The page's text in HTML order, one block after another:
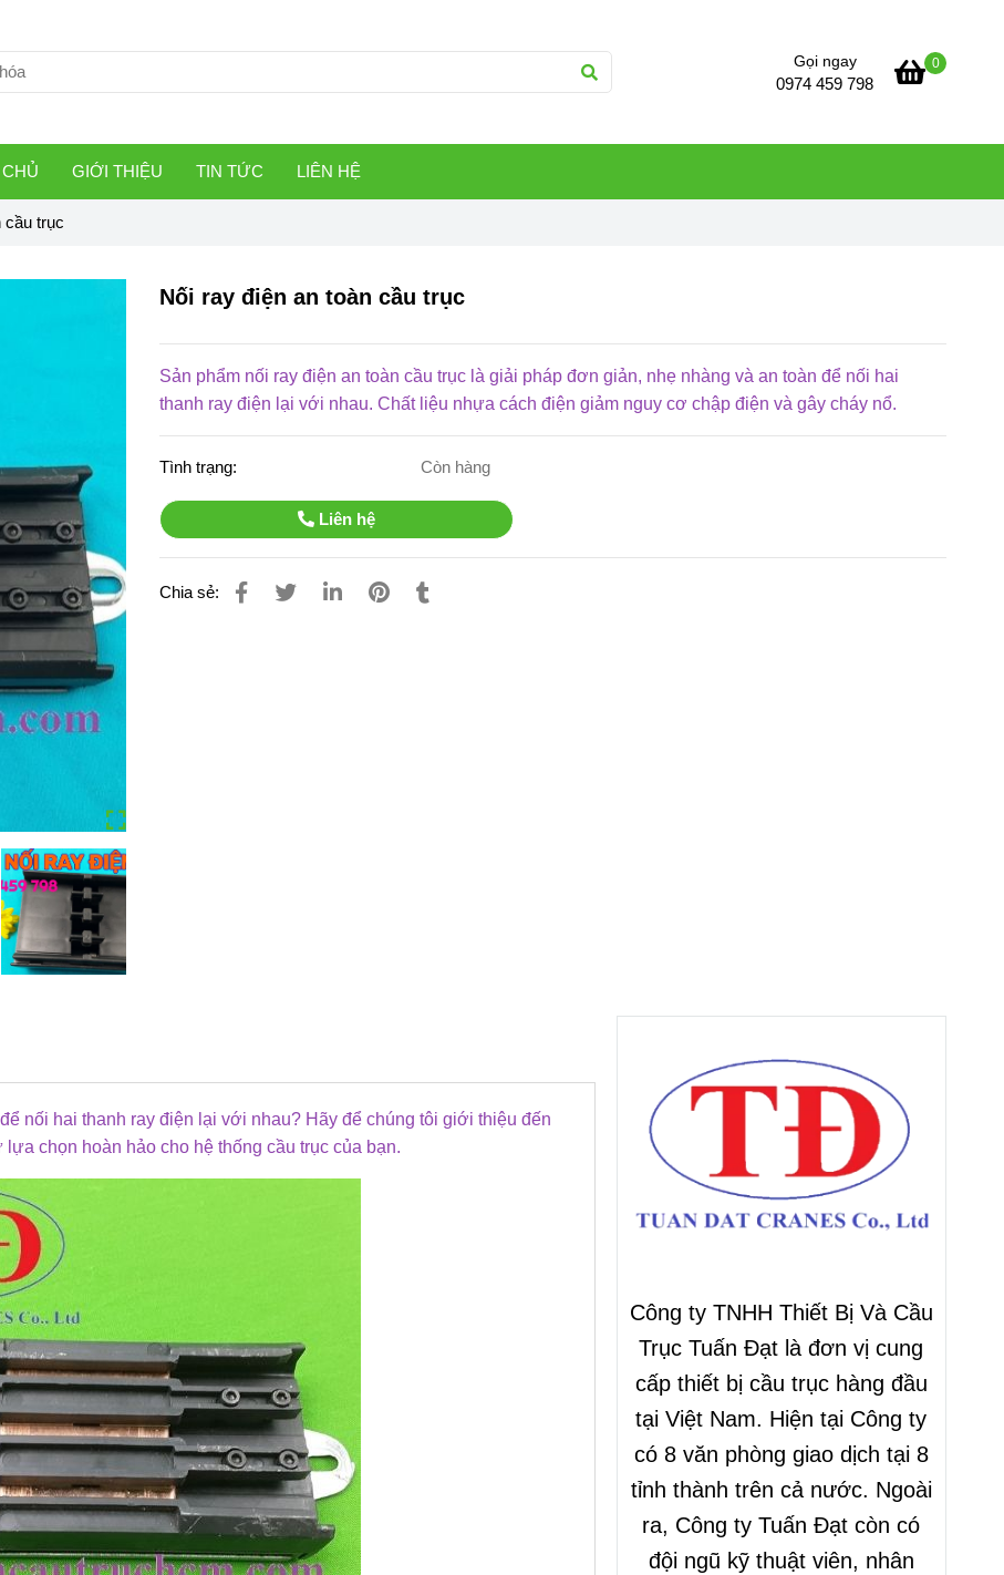
Gọi ngay
0974 459 798
0
GIỚI THIỆU TIN TỨC LIÊN HỆ
cầu trục
Nối ray điện an toàn cầu trục
Sản phẩm nối ray điện an toàn cầu trục là giải pháp đơn giản, nhẹ nhàng và an toàn để nối hai
thanh ray điện lại với nhau. Chất liệu nhựa cách điện giảm nguy cơ chập điện và gây cháy nổ.
Tình trạng: Còn hàng
Liên hệ
Chia sẻ:
nối hai thanh ray điện lại với nhau? Hãy để chúng tôi giới thiệu đến
chọn hoàn hảo cho hệ thống cầu trục của bạn.
Công ty TNHH Thiết Bị Và Cầu
Trục Tuấn Đạt là đơn vị cung
cấp thiết bị cầu trục hàng đầu
tại Việt Nam. Hiện tại Công ty
có 8 văn phòng giao dịch tại 8
tỉnh thành trên cả nước. Ngoài
ra, Công ty Tuấn Đạt còn có
đội ngũ kỹ thuật viên, nhân